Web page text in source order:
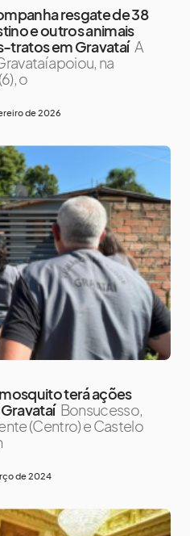
resgate de 38
e outros animais
tratos em Gravataí A
apoiou, na
o
de 2026
terá ações
Bonsucesso,
(Centro) e Castelo
de 2024